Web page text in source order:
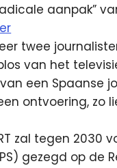
aanpak”
twee
van het
een Spaanse
ontvoering, zo
zal tegen 2030
gezegd op de